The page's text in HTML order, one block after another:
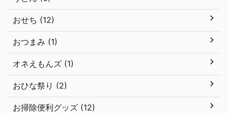
おせち (12)
おつまみ (1)
オネえもんズ (1)
おひな祭り (2)
お掃除便利グッズ (12)